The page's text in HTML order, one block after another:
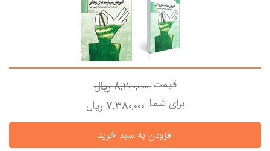
قیمت:8,200,000 ريال
برای شما: 7,380,000 ريال